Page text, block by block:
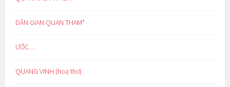
DÂN GIAN QUAN THAM*
ƯỚC…
QUANG VINH (hoạ thơ)